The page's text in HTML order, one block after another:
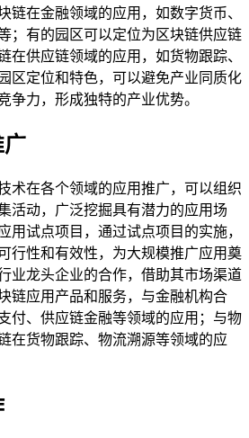
链在金融领域的应用，如数字货币、
；有的园区可以定位为区块链供应链
在供应链领域的应用，如货物跟踪、
区定位和特色，可以避免产业同质化
争力，形成独特的产业优势。
广
术在各个领域的应用推广，可以组织
活动，广泛挖掘具有潜力的应用场
用试点项目，通过试点项目的实施，
行性和有效性，为大规模推广应用奠
业龙头企业的合作，借助其市场渠道
链应用产品和服务，与金融机构合
付、供应链金融等领域的应用；与物
在货物跟踪、物流溯源等领域的应